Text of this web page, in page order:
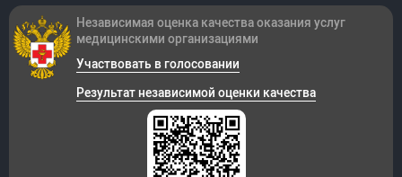
Независимая оценка качества оказания услуг
медицинскими организациями
Участвовать в голосовании
Результат независимой оценки качества